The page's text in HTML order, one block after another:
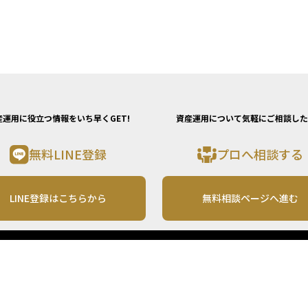
運用に役立つ情報をいち早くGET!
無料LINE登録
LINE登録はこちらから
資産運用について気軽にご相談し
プロへ相談する
無料相談ページへ進む